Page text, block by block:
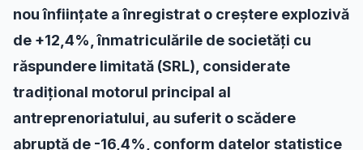
nou înființate a înregistrat o creștere explozivă
de +12,4%, înmatriculările de societăți cu
răspundere limitată (SRL), considerate
tradițional motorul principal al
antreprenoriatului, au suferit o scădere
abruptă de -16,4%, conform datelor statistice